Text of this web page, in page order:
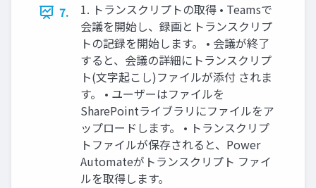
7.
1. トランスクリプトの取得 • Teamsで
会議を開始し、録画とトランスクリプ
トの記録を開始します。 • 会議が終了
すると、会議の詳細にトランスクリプ
ト(文字起こし)ファイルが添付 されま
す。 • ユーザーはファイルを
SharePointライブラリにファイルをア
ップロードします。 • トランスクリプ
トファイルが保存されると、Power
Automateがトランスクリプト ファイ
ルを取得します。